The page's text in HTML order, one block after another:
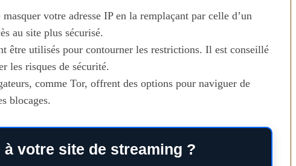
votre adresse IP en la remplaçant par celle d’un
au site plus sécurisé.
être utilisés pour contourner les restrictions. Il est conseillé
les risques de sécurité.
comme Tor, offrent des options pour naviguer de
blocages.
à votre site de streaming ?